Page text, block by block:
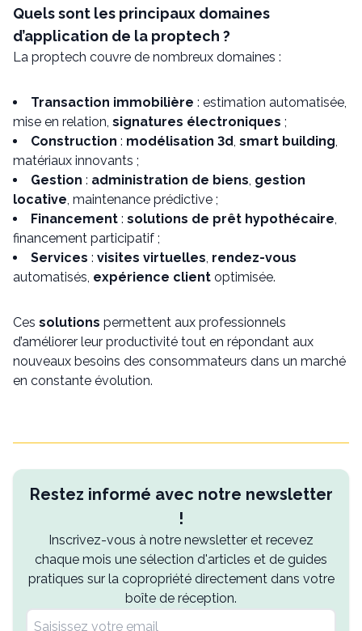
Quels sont les principaux domaines
d’application de la proptech ?
La proptech couvre de nombreux domaines :
Transaction immobilière : estimation automatisée,
mise en relation, signatures électroniques ;
Construction : modélisation 3d, smart building,
matériaux innovants ;
Gestion : administration de biens, gestion
locative, maintenance prédictive ;
Financement : solutions de prêt hypothécaire,
financement participatif ;
Services : visites virtuelles, rendez-vous
automatisés, expérience client optimisée.
Ces solutions permettent aux professionnels
d’améliorer leur productivité tout en répondant aux
nouveaux besoins des consommateurs dans un marché
en constante évolution.
Restez informé avec notre newsletter
!
Inscrivez-vous à notre newsletter et recevez
chaque mois une sélection d'articles et de guides
pratiques sur la copropriété directement dans votre
boîte de réception.